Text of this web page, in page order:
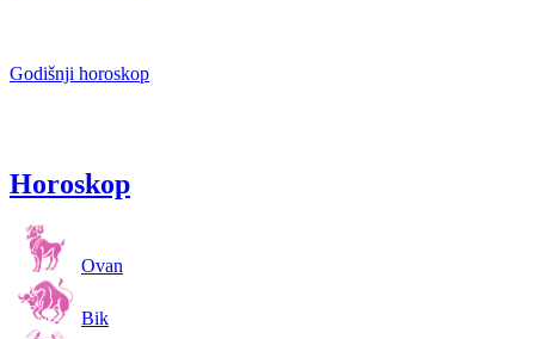
Godišnji horoskop
Horoskop
Ovan
Bik